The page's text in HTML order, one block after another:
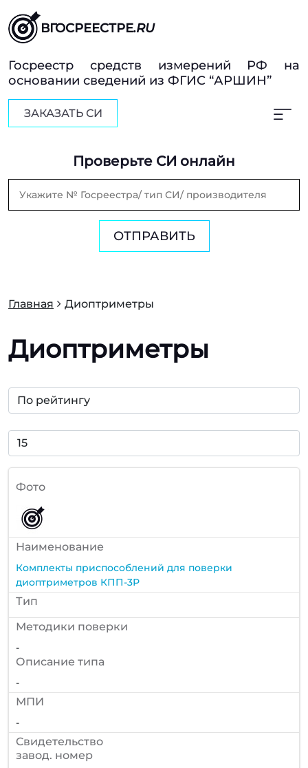
ВГОСРЕЕСТРЕ.RU
Госреестр средств измерений РФ на
основании сведений из ФГИС “АРШИН”
ЗАКАЗАТЬ СИ
Проверьте СИ онлайн
ОТПРАВИТЬ
Главная Диоптриметры
Диоптриметры
Фото
Наименование
Комплекты приспособлений для поверки
диоптриметров КПП-3Р
Тип
Методики поверки
-
Описание типа
-
МПИ
-
Cвидетельство
завод. номер